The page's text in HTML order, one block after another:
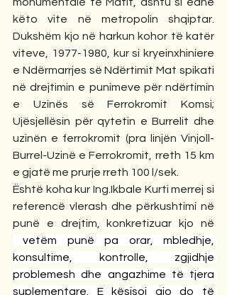
këto vite në metropolin shqiptar.
Dukshëm kjo në harkun kohor të katër
viteve, 1977-1980, kur si kryeinxhiniere
e Ndërmarrjes së Ndërtimit Mat spikati
në drejtimin e punimeve për ndërtimin
e Uzinës së Ferrokromit Komsi;
Ujësjellësin për qytetin e Burrelit dhe
uzinën e ferrokromit (pra linjën Vinjoll-
Burrel-Uzinë e Ferrokromit, rreth 15 km
e gjatë me prurje rreth 100 l/sek.
Është koha kur Ing.Ikbale Kurti merrej si
referencë vlerash dhe përkushtimi në
vetëm punë pa orar, mbledhje,
konsultime, kontrolle, zgjidhje
problemesh dhe angazhime të tjera
suplementare. E kësisoj ajo do të